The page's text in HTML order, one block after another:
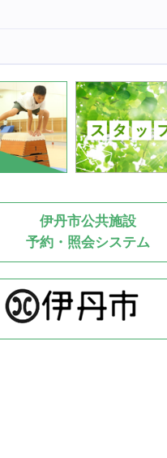
会☆彡
会が開始
猪名川運動広場
古池運
ーボール大会が開催
ドミントン競技の部
伊丹市公共施設
予約・照会システム